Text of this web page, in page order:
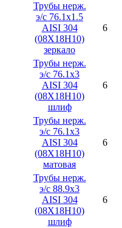
Трубы нерж.
э/с 76.1х1.5
AISI 304
(08X18H10)
зеркало
6
Трубы нерж.
э/с 76.1х3
AISI 304
(08X18H10)
шлиф
6
Трубы нерж.
э/с 76.1х3
AISI 304
(08X18H10)
матовая
6
Трубы нерж.
э/с 88.9х3
AISI 304
(08X18H10)
шлиф
6